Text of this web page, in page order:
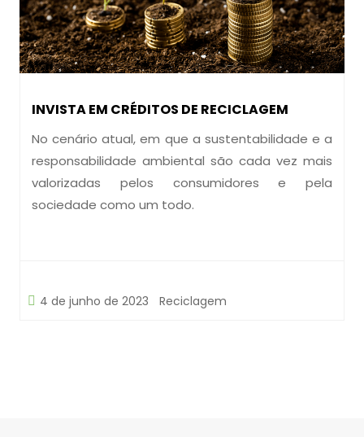
INVISTA EM CRÉDITOS DE RECICLAGEM
No cenário atual, em que a sustentabilidade e a
responsabilidade ambiental são cada vez mais
valorizadas pelos consumidores e pela
sociedade como um todo.
4 de junho de 2023 Reciclagem